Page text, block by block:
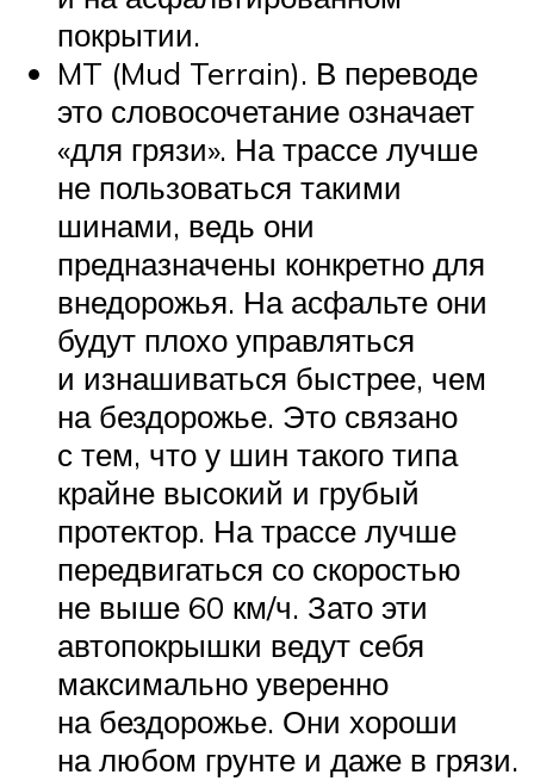
покрытии.
MT (Mud Terrain). В переводе
это словосочетание означает
«для грязи». На трассе лучше
не пользоваться такими
шинами, ведь они
предназначены конкретно для
внедорожья. На асфальте они
будут плохо управляться
и изнашиваться быстрее, чем
на бездорожье. Это связано
с тем, что у шин такого типа
крайне высокий и грубый
протектор. На трассе лучше
передвигаться со скоростью
не выше 60 км/ч. Зато эти
автопокрышки ведут себя
максимально уверенно
на бездорожье. Они хороши
на любом грунте и даже в грязи.